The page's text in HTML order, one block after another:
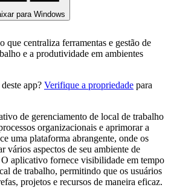
Baixar para Windows
que centraliza ferramentas e gestão de
e a produtividade em ambientes
app? Verifique a propriedade para
de gerenciamento de local de trabalho
organizacionais e aprimorar a
uma plataforma abrangente, onde os
vários aspectos de seu ambiente de
aplicativo fornece visibilidade em tempo
de trabalho, permitindo que os usuários
projetos e recursos de maneira eficaz.